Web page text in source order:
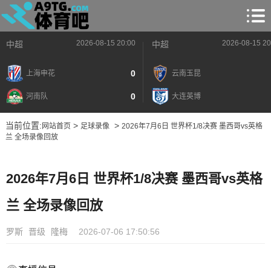
中超 2026-08-15 20:00
上海申花 0
河南队 0
中超 2026-08-15
云南玉昆
大连英博
当前位置: 网站首页> 足球录像 > 2026年7月6日 世界杯1/8决赛 墨西哥vs英格
兰 全场录像回放
2026年7月6日 世界杯1/8决赛 墨西哥vs英格
兰 全场录像回放
罗斯 晋级 隆梅 2026-07-06 17:50:56